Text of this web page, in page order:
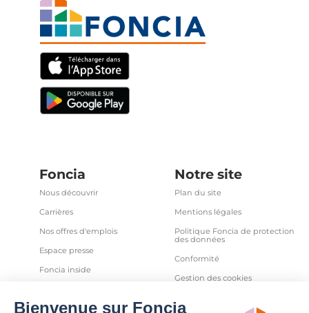
Foncia
Nous découvrir
Carrières
Nos offres d'emplois
Espace presse
Foncia inside
Partenaires
Notre site
Plan du site
Mentions légales
Politique Foncia de protection
des données
Conformité
Gestion des cookies
et autres traceurs